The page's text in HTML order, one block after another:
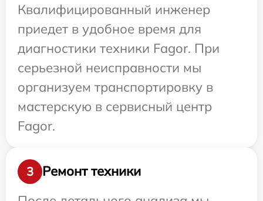
Квалифицированный инженер
приедет в удобное время для
диагностики техники Fagor. При
серьезной неисправности мы
организуем транспортировку в
мастерскую в сервисный центр
Fagor.
3
Ремонт техники